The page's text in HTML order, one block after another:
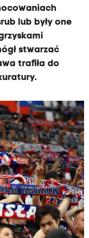
lub były one
stwarzać
trafiła do